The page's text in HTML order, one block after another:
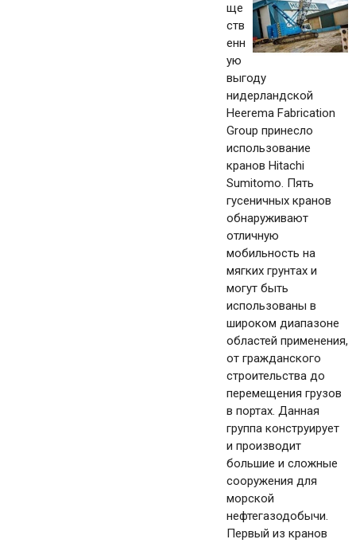
ще
ств
енн
ую
выгоду
нидерландской
Heerema Fabrication
Group принесло
использование
кранов Hitachi
Sumitomo. Пять
гусеничных кранов
обнаруживают
отличную
мобильность на
мягких грунтах и
могут быть
использованы в
широком диапазоне
областей применения,
от гражданского
строительства до
перемещения грузов
в портах. Данная
группа конструирует
и производит
большие и сложные
сооружения для
морской
нефтегазодобычи.
Первый из кранов